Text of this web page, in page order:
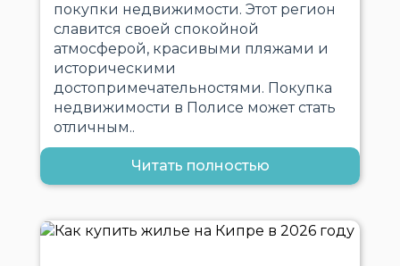
покупки недвижимости. Этот регион
славится своей спокойной
атмосферой, красивыми пляжами и
историческими
достопримечательностями. Покупка
недвижимости в Полисе может стать
отличным..
Читать полностью